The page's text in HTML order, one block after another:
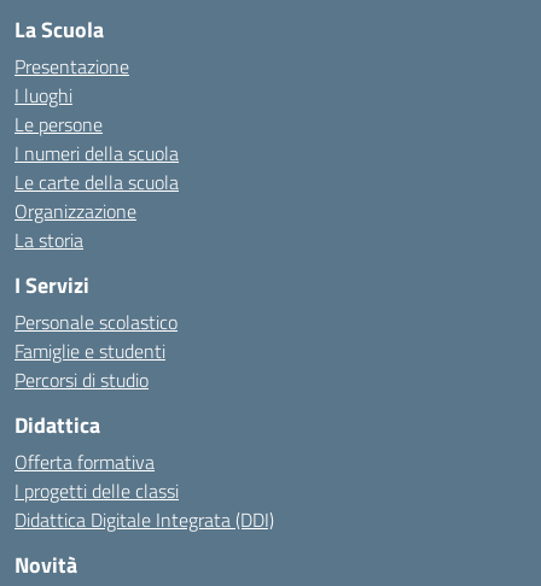
La Scuola
Presentazione
I luoghi
Le persone
I numeri della scuola
Le carte della scuola
Organizzazione
La storia
I Servizi
Personale scolastico
Famiglie e studenti
Percorsi di studio
Didattica
Offerta formativa
I progetti delle classi
Didattica Digitale Integrata (DDI)
Novità